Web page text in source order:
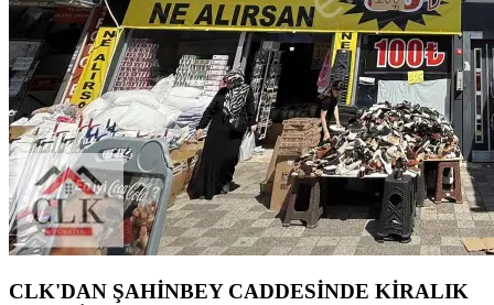
CLK'DAN ŞAHİNBEY CADDESİNDE KİRALIK